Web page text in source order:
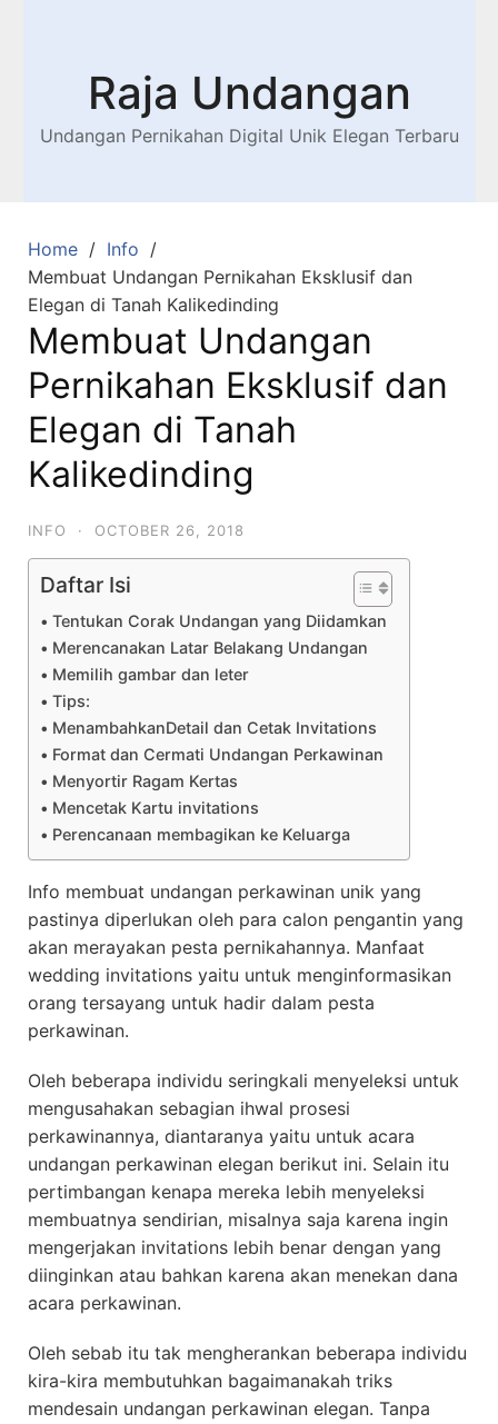
Raja Undangan
Undangan Pernikahan Digital Unik Elegan Terbaru
Home
Info
Membuat Undangan Pernikahan Eksklusif dan
Elegan di Tanah Kalikedinding
Membuat Undangan
Pernikahan Eksklusif dan
Elegan di Tanah
Kalikedinding
INFO · OCTOBER 26, 2018
Daftar Isi
Tentukan Corak Undangan yang Diidamkan
Merencanakan Latar Belakang Undangan
Memilih gambar dan leter
Tips:
MenambahkanDetail dan Cetak Invitations
Format dan Cermati Undangan Perkawinan
Menyortir Ragam Kertas
Mencetak Kartu invitations
Perencanaan membagikan ke Keluarga
Info membuat undangan perkawinan unik yang
pastinya diperlukan oleh para calon pengantin yang
akan merayakan pesta pernikahannya. Manfaat
wedding invitations yaitu untuk menginformasikan
orang tersayang untuk hadir dalam pesta
perkawinan.
Oleh beberapa individu seringkali menyeleksi untuk
mengusahakan sebagian ihwal prosesi
perkawinannya, diantaranya yaitu untuk acara
undangan perkawinan elegan berikut ini. Selain itu
pertimbangan kenapa mereka lebih menyeleksi
membuatnya sendirian, misalnya saja karena ingin
mengerjakan invitations lebih benar dengan yang
diinginkan atau bahkan karena akan menekan dana
acara perkawinan.
Oleh sebab itu tak mengherankan beberapa individu
kira-kira membutuhkan bagaimanakah triks
mendesain undangan perkawinan elegan. Tanpa